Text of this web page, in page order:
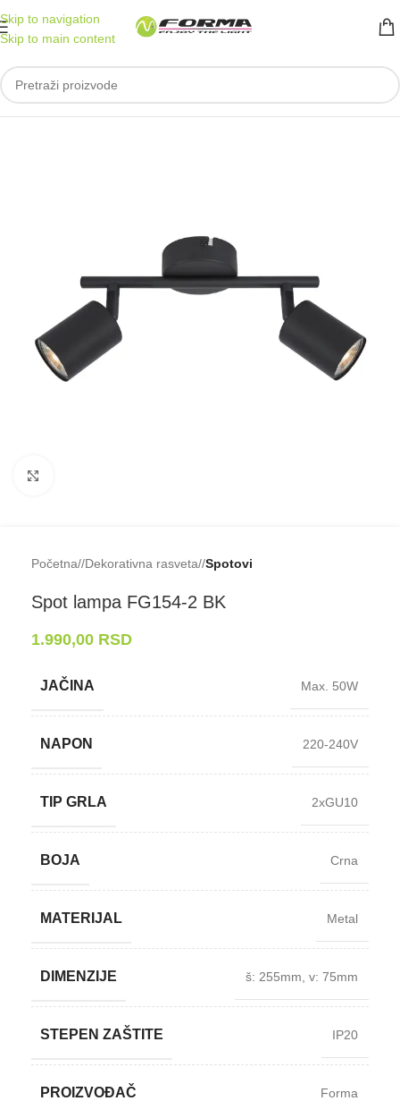
Skip to navigation
Skip to main content
Početna/ Dekorativna rasveta/ Spotovi
Spot lampa FG154-⁠2 BK
1.990,00 RSD
JAČINA Max. 50W
NAPON 220-240V
TIP GRLA 2xGU10
BOJA Crna
MATERIJAL Metal
DIMENZIJE š: 255mm v: 75mm
STEPEN ZAŠTITE IP20
PROIZVOĐAČ Forma